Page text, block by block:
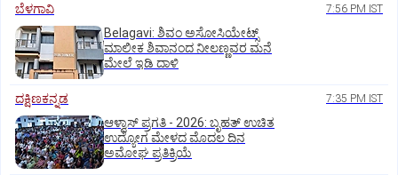
ಬೆಳಗಾವಿ 7:56 PM IST
Belagavi: ಶಿವಂ ಅಸೋಸಿಯೇಟ್ಸ್
ಮಾಲೀಕ ಶಿವಾನಂದ ನೀಲಣ್ಣವರ ಮನೆ
ಮೇಲೆ ಇಡಿ‌ ದಾಳಿ
ದಕ್ಷಿಣಕನ್ನಡ 7:35 PM IST
ಆಳ್ವಾಸ್‌ ಪ್ರಗತಿ - 2026: ಬೃಹತ್ ಉಚಿತ
ಉದ್ಯೋಗ ಮೇಳದ ಮೊದಲ ದಿನ
ಅಮೋಘ ಪ್ರತಿಕ್ರಿಯೆ